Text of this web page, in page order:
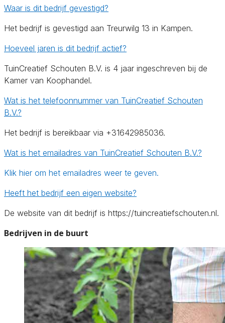
Waar is dit bedrijf gevestigd?
Het bedrijf is gevestigd aan Treurwilg 13 in Kampen.
Hoeveel jaren is dit bedrijf actief?
TuinCreatief Schouten B.V. is 4 jaar ingeschreven bij de
Kamer van Koophandel.
Wat is het telefoonnummer van TuinCreatief Schouten
B.V.?
Het bedrijf is bereikbaar via +31642985036.
Wat is het emailadres van TuinCreatief Schouten B.V.?
Klik hier om het emailadres weer te geven.
Heeft het bedrijf een eigen website?
De website van dit bedrijf is https://tuincreatiefschouten.nl.
Bedrijven in de buurt